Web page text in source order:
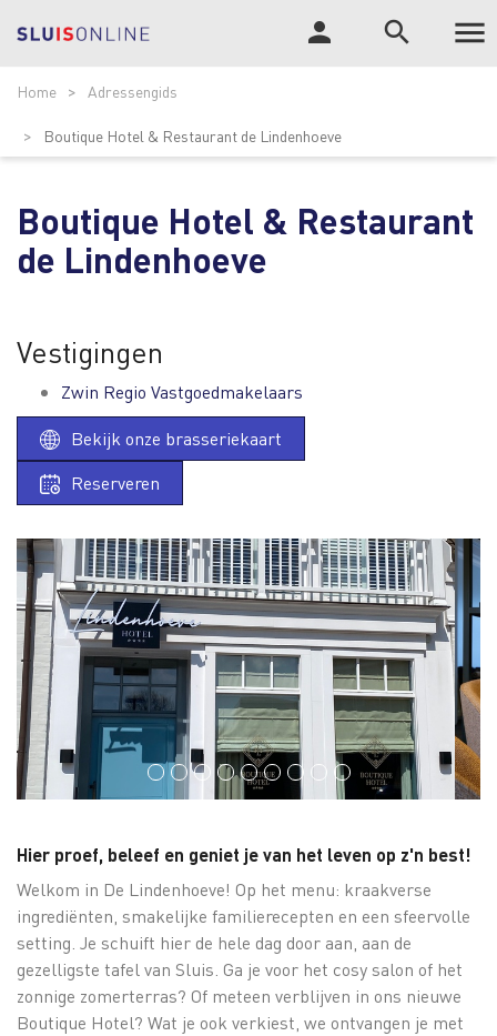

ZOEK
search
person
Home Adressengids
Boutique Hotel & Restaurant de Lindenhoeve
Boutique Hotel & Restaurant
de Lindenhoeve
Vestigingen
Zwin Regio Vastgoedmakelaars
Bekijk onze brasseriekaart
Reserveren
Hier proef, beleef en geniet je van het leven op z'n best!
Welkom in De Lindenhoeve! Op het menu: kraakverse
ingrediënten, smakelijke familierecepten en een sfeervolle
setting. Je schuift hier de hele dag door aan, aan de
gezelligste tafel van Sluis. Ga je voor het cosy salon of het
zonnige zomerterras? Of meteen verblijven in ons nieuwe
Boutique Hotel? Wat je ook verkiest, we ontvangen je met